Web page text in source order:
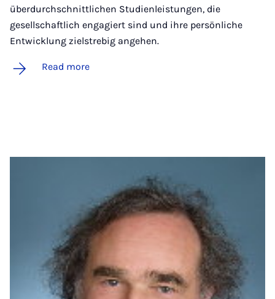
überdurchschnittlichen Studienleistungen, die
gesellschaftlich engagiert sind und ihre persönliche
Entwicklung zielstrebig angehen.
Read more